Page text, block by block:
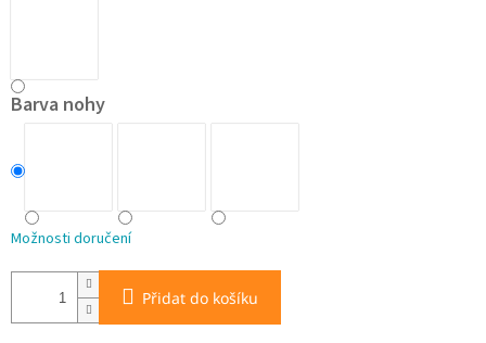
Barva nohy
Možnosti doručení
Přidat do košíku